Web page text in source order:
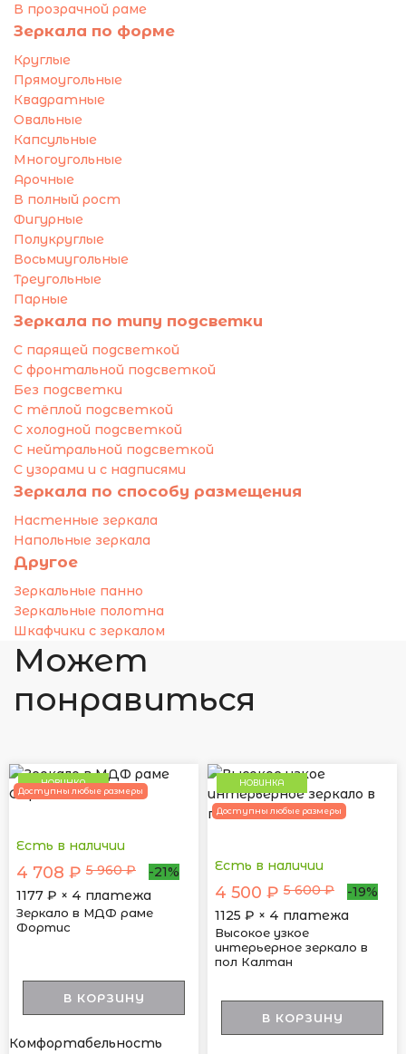
В прозрачной раме
Зеркала по форме
Круглые
Прямоугольные
Квадратные
Овальные
Капсульные
Многоугольные
Арочные
В полный рост
Фигурные
Полукруглые
Восьмиугольные
Треугольные
Парные
Зеркала по типу подсветки
С парящей подсветкой
С фронтальной подсветкой
Без подсветки
С тёплой подсветкой
С холодной подсветкой
С нейтральной подсветкой
С узорами и с надписями
Зеркала по способу размещения
Настенные зеркала
Напольные зеркала
Другое
Зеркальные панно
Зеркальные полотна
Шкафчики с зеркалом
Может
понравиться
НОВИНКА
Доступны любые размеры
Есть в наличии
4 708 ₽ 5 960 ₽
-21%
1177 ₽ × 4 платежа
Зеркало в МДФ раме
Фортис
В КОРЗИНУ
Комфортабельность
НОВИНКА
Доступны любые размеры
Есть в наличии
4 500 ₽ 5 600 ₽
-19%
1125 ₽ × 4 платежа
Высокое узкое
интерьерное зеркало в
пол Калтан
В КОРЗИНУ